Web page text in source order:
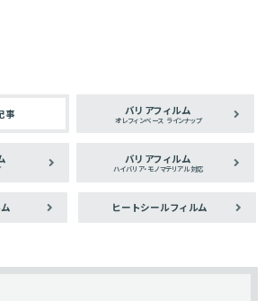
事 バリアフィルム
オレフィンベース ラインナップ
バリアフィルム
ハイバリア・モノマテリアル対応
ヒートシールフィルム